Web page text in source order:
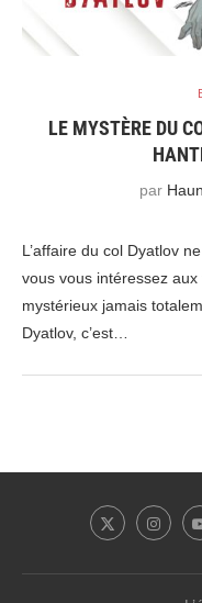
LE MYSTÈRE DU
par
L’affaire du col Dyatlov
vous vous intéressez
mystérieux jamais
Dyatlov, c’est…